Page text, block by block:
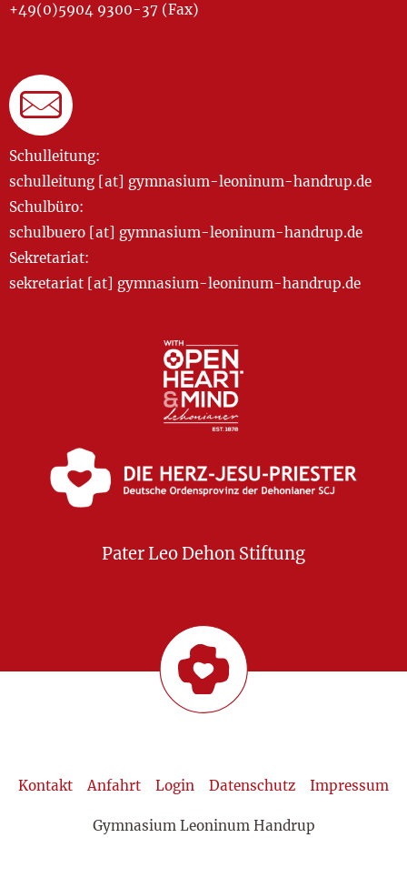
+49(0)5904 9300-37 (Fax)
Schulleitung:
schulleitung [at] gymnasium-leoninum-handrup.de
Schulbüro:
schulbuero [at] gymnasium-leoninum-handrup.de
Sekretariat:
sekretariat [at] gymnasium-leoninum-handrup.de
Pater Leo Dehon Stiftung
Kontakt Anfahrt Login Datenschutz Impressum
Gymnasium Leoninum Handrup